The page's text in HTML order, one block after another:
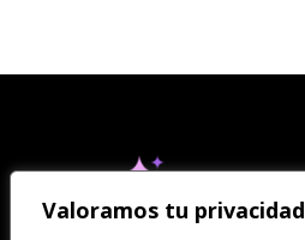
Valoramos tu privacidad